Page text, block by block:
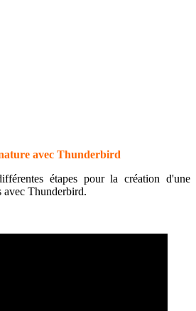
avec Thunderbird
étapes pour la création d'une
avec Thunderbird.